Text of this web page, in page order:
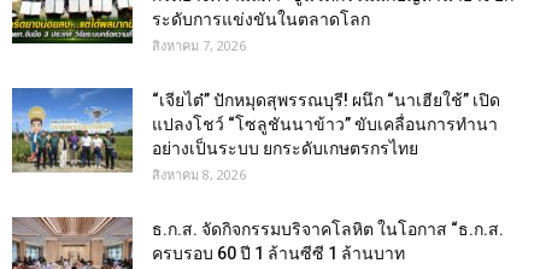
ระดับการแข่งขันในตลาดโลก
สิงหาคม 7, 2026
“เจียไต๋” ปักหมุดสุพรรณบุรี! ผนึก “นาเฮียใช้” เปิด
แปลงโชว์ “โซลูชันนาข้าว” ขับเคลื่อนการทำนา
อย่างเป็นระบบ ยกระดับเกษตรกรไทย
สิงหาคม 8, 2026
ธ.ก.ส. จัดกิจกรรมบริจาคโลหิต ในโอกาส “ธ.ก.ส.
ครบรอบ 60 ปี 1 ล้านซีซี 1 ล้านบาท